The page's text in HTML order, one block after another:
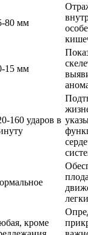
80 мм
15 мм
160 ударов в
кроме